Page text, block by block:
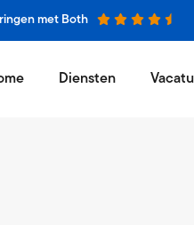
met Both
Diensten